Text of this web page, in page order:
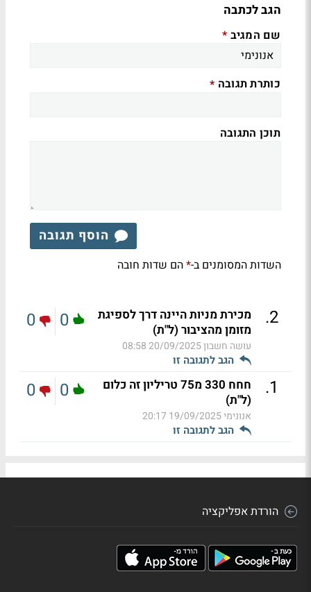
הגב לכתבה
שם המגיב *
כותרת תגובה *
תוכן התגובה
הוסף תגובה
השדות המסומנים ב-*הם שדות חובה
2
.
מכירת מניות היינה דרך לספיגת
מזומן מהציבור (ל"ת)
עושה חשבון20/09/2025 08:58
הגב לתגובה זו
0
0
1
.
חחח 330 מ75 טריליון זה כלום
(ל"ת)
אנונימי19/09/2025 20:17
הגב לתגובה זו
0
0
הורדת אפליקציה